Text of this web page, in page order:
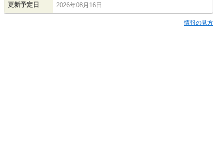
更新予定日 2026年08月16日
情報の見方